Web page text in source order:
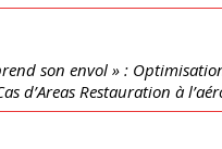
son envol » :
d’Areas Restauration à